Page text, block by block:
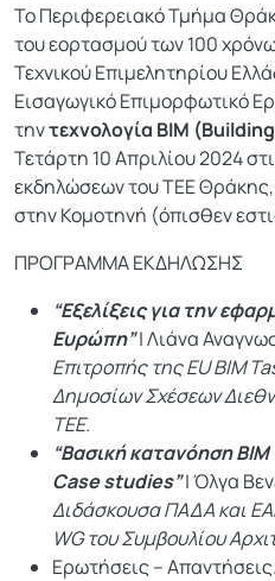
Το Περιφερειακό Τμήμα
του εορτασμού των 100
Τεχνικού Επιμελητηρίου
Εισαγωγικό Επιμορφωτικό
τηντεχνολογία BIM
Τετάρτη 10 Απριλίου 2024
εκδηλώσεων του ΤΕΕ
στην Κομοτηνή (όπισθεν
ΠΡΟΓΡΑΜΜΑ ΕΚΔΗΛΩΣΗΣ
“Εξελίξεις για την
Ευρώπη”| Λιάνα
Επιτροπής της EU BIM
Δημοσίων Σχέσεων
ΤΕΕ.
“Βασική κατανόηση
Case studies”| Όλγα
Διδάσκουσα ΠΑΔΑ και
WG του Συμβουλίου
Ερωτήσεις – Απαντήσεις.